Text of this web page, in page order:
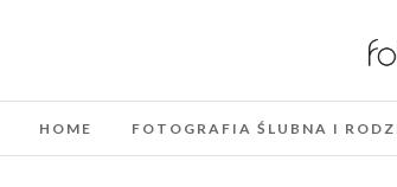
HOME FOTOGRAFIA ŚLUBNA I